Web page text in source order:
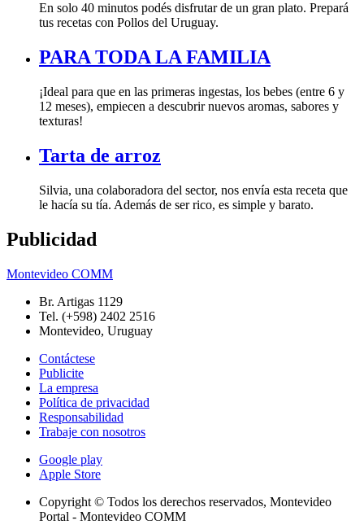
En solo 40 minutos podés disfrutar de un gran plato. Prepará
tus recetas con Pollos del Uruguay.
PARA TODA LA FAMILIA
¡Ideal para que en las primeras ingestas, los bebes (entre 6 y
12 meses), empiecen a descubrir nuevos aromas, sabores y
texturas!
Tarta de arroz
Silvia, una colaboradora del sector, nos envía esta receta que
le hacía su tía. Además de ser rico, es simple y barato.
Publicidad
Montevideo COMM
Br. Artigas 1129
Tel. (+598) 2402 2516
Montevideo, Uruguay
Contáctese
Publicite
La empresa
Política de privacidad
Responsabilidad
Trabaje con nosotros
Google play
Apple Store
Copyright © Todos los derechos reservados, Montevideo
Portal - Montevideo COMM